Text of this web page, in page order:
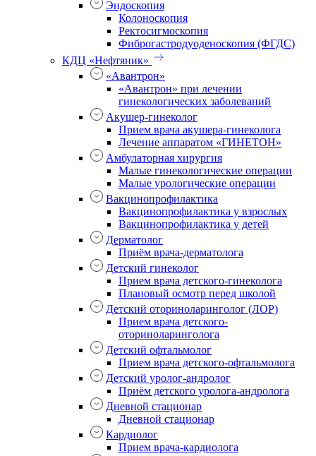
Эндоскопия
Колоноскопия
Ректосигмоскопия
Фиброгастродуоденоскопия (ФГДС)
КДЦ «Нефтяник»
«Авантрон»
«Авантрон» при лечении
гинекологических заболеваний
Акушер-гинеколог
Прием врача акушера-гинеколога
Лечение аппаратом «ГИНЕТОН»
Амбулаторная хирургия
Малые гинекологические операции
Малые урологические операции
Вакцинопрофилактика
Вакцинопрофилактика у взрослых
Вакцинопрофилактика у детей
Дерматолог
Приём врача-дерматолога
Детский гинеколог
Прием врача детского-гинеколога
Плановый осмотр перед школой
Детский оториноларинголог (ЛОР)
Прием врача детского-
оториноларинголога
Детский офтальмолог
Прием врача детского-офтальмолога
Детский уролог-андролог
Приём детского уролога-андролога
Дневной стационар
Дневной стационар
Кардиолог
Прием врача-кардиолога